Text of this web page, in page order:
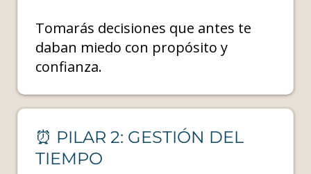
Tomarás decisiones que antes te
daban miedo con propósito y
confianza.
⏰ PILAR 2: GESTIÓN DEL
TIEMPO